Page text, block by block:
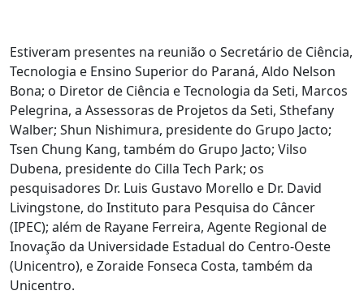
Estiveram presentes na reunião o Secretário de Ciência,
Tecnologia e Ensino Superior do Paraná, Aldo Nelson
Bona; o Diretor de Ciência e Tecnologia da Seti, Marcos
Pelegrina, a Assessoras de Projetos da Seti, Sthefany
Walber; Shun Nishimura, presidente do Grupo Jacto;
Tsen Chung Kang, também do Grupo Jacto; Vilso
Dubena, presidente do Cilla Tech Park; os
pesquisadores Dr. Luis Gustavo Morello e Dr. David
Livingstone, do Instituto para Pesquisa do Câncer
(IPEC); além de Rayane Ferreira, Agente Regional de
Inovação da Universidade Estadual do Centro-Oeste
(Unicentro), e Zoraide Fonseca Costa, também da
Unicentro.